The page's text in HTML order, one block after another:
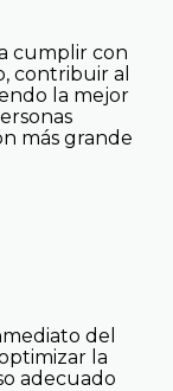
cumplir con
contribuir al
la mejor
más grande
del
la
adecuado